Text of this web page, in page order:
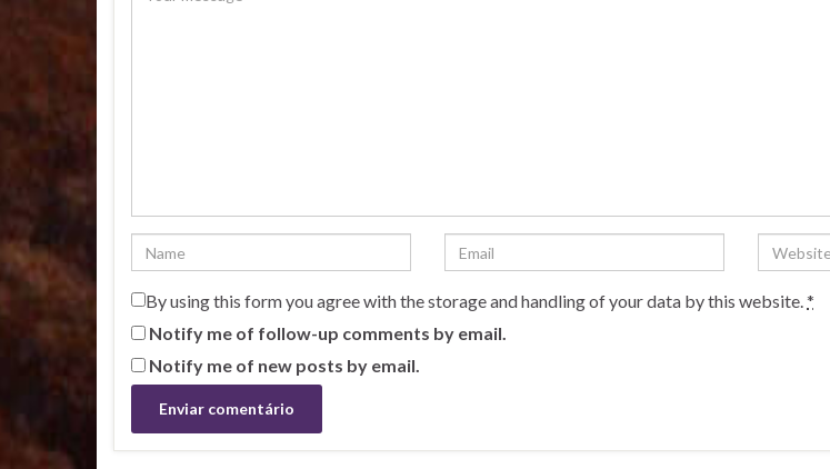
By using this form you agree with the storage and handling of your data by this website.*
Notify me of follow-up comments by email.
Notify me of new posts by email.